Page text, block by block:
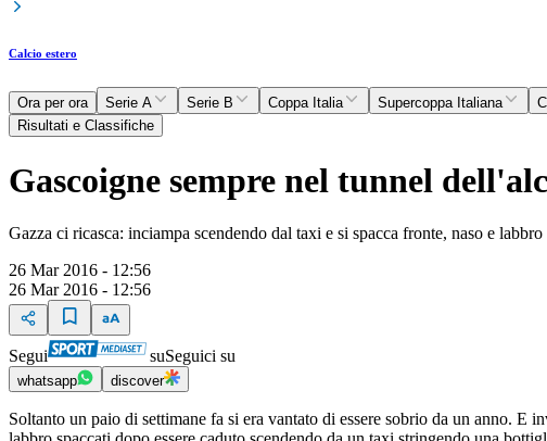
Calcio estero
Ora per ora Serie A Serie B Coppa Italia Supercoppa Italiana
Risultati e Classifiche
Gascoigne sempre nel tunnel
Gazza ci ricasca: inciampa scendendo dal taxi e si spacca fronte, naso e labbro
26 Mar 2016 - 12:56
26 Mar 2016 - 12:56
Segui suSeguici su
whatsapp discover
Soltanto un paio di settimane fa si era vantato di essere sobrio da un anno. E